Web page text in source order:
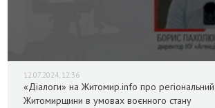
12.07.2024, 12:36
«Діалоги» на Житомир.info про
Житомирщини в умовах воєнного стану